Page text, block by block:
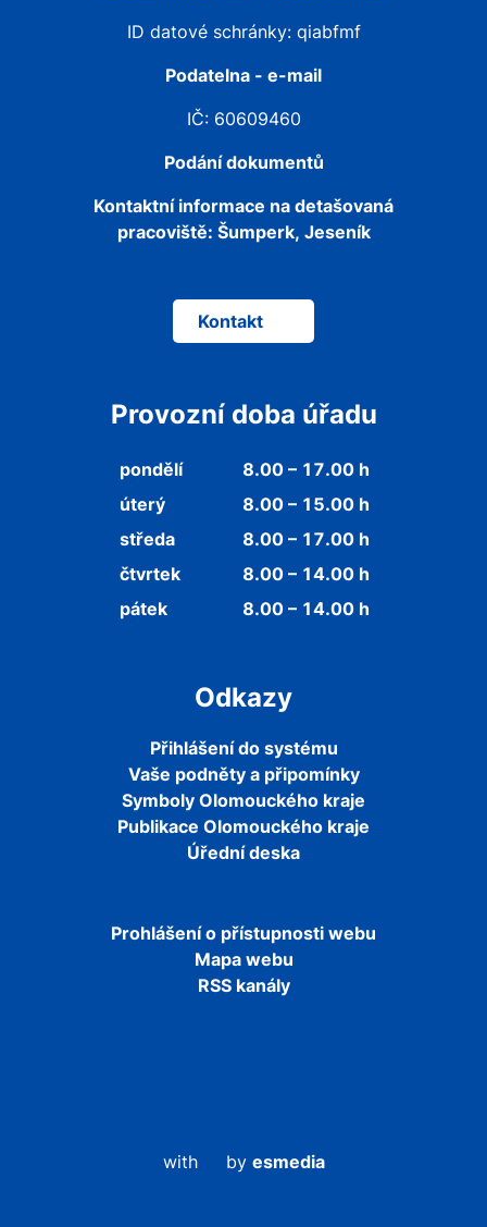
ID datové schránky: qiabfmf
Podatelna - e-mail
IČ: 60609460
Podání dokumentů
Kontaktní informace na detašovaná
pracoviště: Šumperk, Jeseník
Kontakt
Provozní doba úřadu
pondělí
8.00 – 17.00 h
úterý
8.00 – 15.00 h
středa
8.00 – 17.00 h
čtvrtek
8.00 – 14.00 h
pátek
8.00 – 14.00 h
Odkazy
Přihlášení do systému
Vaše podněty a připomínky
Symboly Olomouckého kraje
Publikace Olomouckého kraje
Úřední deska
Prohlášení o přístupnosti webu
Mapa webu
RSS kanály
with by esmedia